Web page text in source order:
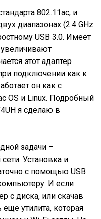
802.11ac, и
диапазонах (2.4 GHz
USB 3.0. Имеет
этот адаптер
подключении как к
он как с
OS и Linux. Подробный
я сделаю в
задачи –
Установка и
с помощью USB
И если
с диска, или скачав
еще утилита, которая